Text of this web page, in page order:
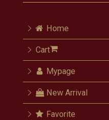
Home
Cart
Mypage
New Arrival
Favorite